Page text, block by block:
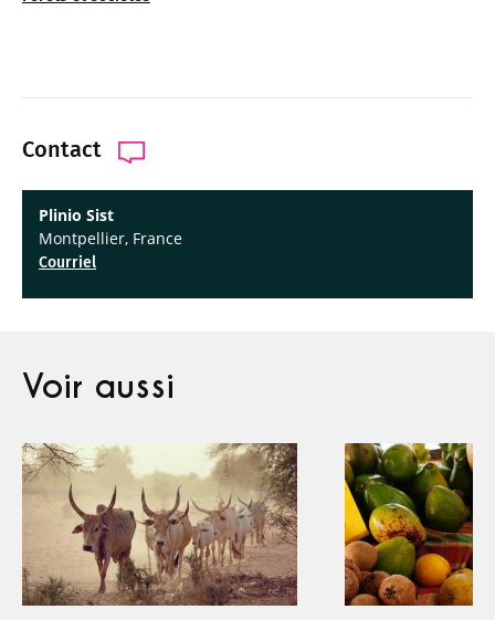
Contact
Plinio Sist
Montpellier, France
Courriel
Voir aussi